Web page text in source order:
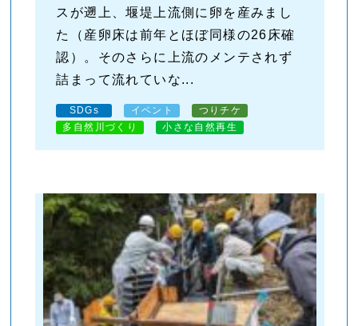
スが遡上、堰堤上流側に卵を産みまし
た（産卵床は前年とほぼ同様の26床確
認）。そのさらに上流のメンテされず
詰まって流れていな...
SDGs イベント
つりチケ
多自然川づくり
小さな自然再生